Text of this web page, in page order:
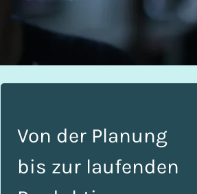
Von der Planung
bis zur laufenden